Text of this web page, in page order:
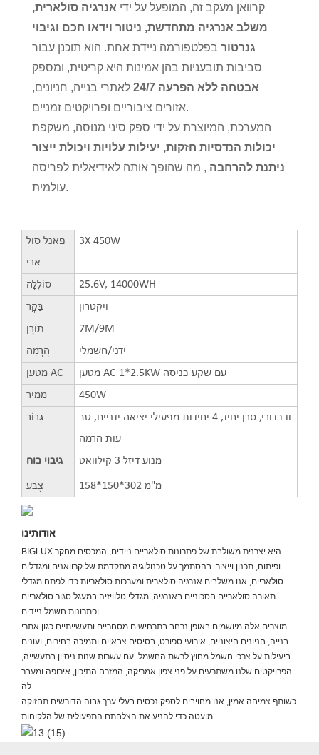
קרוואן מעקב זה, המופעל על ידי אנרגיה סולארית,
משלב אנרגיה מתחדשת, ניטור וידאו חכם וגיבוי
גנרטור בפלטפורמה ניידת אחת. הוא תוכנן עבור
סביבות תובעניות בהן אמינות היא קריטית, ומספק
אבטחה ללא הפרעה 24/7
לאתרי בנייה, חניונים,
אזורים ציבוריים ופרויקטים זמניים.
המערכת, המיוצרת על ידי ספק סיני מנוסה, משקפת
יכולות הנדסיות חזקות, יעילות עלויות ויכולת ייצור
ניתנת להרחבה , מה שהופך אותה לאידיאלית לפריסה
עולמית.
פאנל סול
ארי
3X 450W
סוֹלְלָה
25.6V, 14000WH
בַּקָר
ויקטרון
תוֹרֶן
7M/9M
הֲרָמָה
ידני/חשמלי
מטען AC
מטען AC 1*2.5KW עם שקע כניסה
ממיר
450W
גְרוֹר
וו כדורי, סרן יחיד, 4 יחידות מפעילי יציאה ידניים, טב
עות הרמה
גיבוי כוח
מנוע דיזל 3 קילוואט
צֶבַע 158*150*302 מ"מ
אודותינו
BIGLUX היא יצרנית משולבת של פתרונות סולאריים ניידים, המכסים מחקר
ופיתוח, תכנון וייצור. בהסתמך על טכנולוגיה מתקדמת של קרוואנים ומגדלים
סולאריים, אנו משלבים אנרגיה סולארית ומערכות סולאריות כדי לפתח מגדלי
תאורה סולאריים חסכוניים באנרגיה, מגדלי טלוויזיה במעגל סגור סולאריים
ופתרונות חשמל ניידים.
מוצרים אלה מיושמים באופן נרחב בתרחישים מסחריים ותעשייתיים כגון אתרי
בנייה, חניונים חיצוניים, אירועי ספורט, בסיסים צבאיים ותמיכה בחירום, ועונים
ביעילות על צרכי חשמל מחוץ לרשת החשמל. עם עשרות שנות ניסיון בתעשייה,
הפרויקטים שלנו משתרעים על פני צפון אמריקה, המזרח התיכון, אירופה ומעבר
לה.
כשותף צמיחה אמין, אנו מחויבים לספק נכסים בעלי ערך גבוה הדורשים תחזוקה
מועטה כדי להניע את הצלחתם התפעולית של הלקוחות.